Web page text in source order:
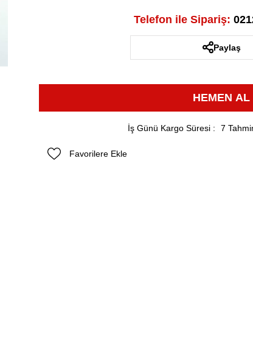
Telefon ile Sipariş:
Paylaş
İş Günü Kargo Süresi : 7
Favorilere Ekle